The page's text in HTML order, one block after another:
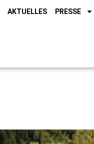
AKTUELLES PRESSE